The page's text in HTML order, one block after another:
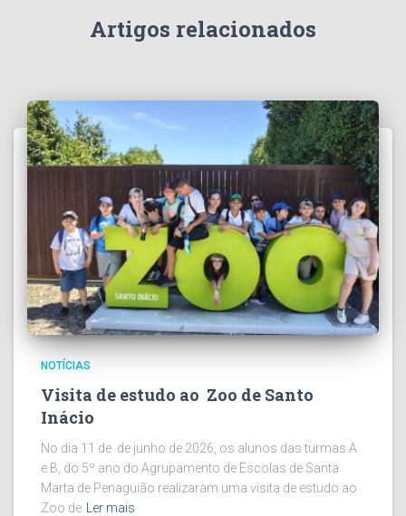
Artigos relacionados
NOTÍCIAS
Visita de estudo ao Zoo de Santo
Inácio
No dia 11 de de junho de 2026, os alunos das turmas A
e B, do 5º ano do Agrupamento de Escolas de Santa
Marta de Penaguião realizaram uma visita de estudo ao
Zoo de
Ler mais